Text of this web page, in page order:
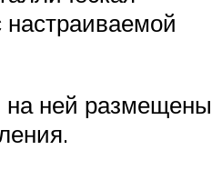
на ней размещены